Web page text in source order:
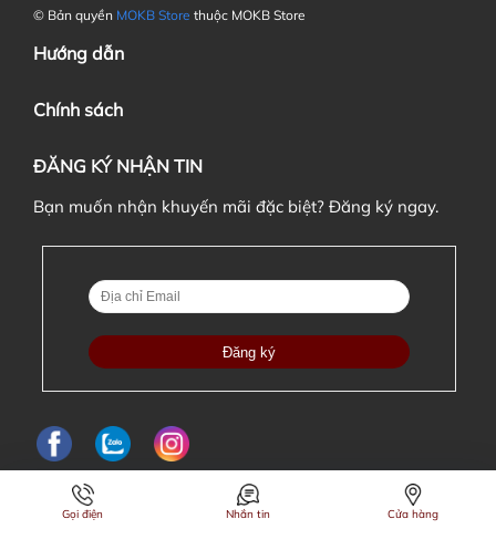
© Bản quyền MOKB Store thuộc MOKB Store
Hướng dẫn
Chính sách
ĐĂNG KÝ NHẬN TIN
Bạn muốn nhận khuyến mãi đặc biệt? Đăng ký ngay.
Gọi điện Nhắn tin Cửa hàng